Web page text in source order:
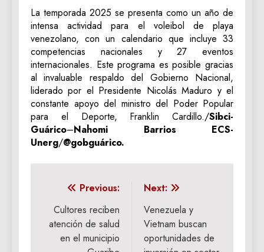
La temporada 2025 se presenta como un año de
intensa actividad para el voleibol de playa
venezolano, con un calendario que incluye 33
competencias nacionales y 27 eventos
internacionales. Este programa es posible gracias
al invaluable respaldo del Gobierno Nacional,
liderado por el Presidente Nicolás Maduro y el
constante apoyo del ministro del Poder Popular
para el Deporte, Franklin Cardillo./Sibci-
Guárico–Nahomi Barrios ECS-
Unerg/@gobguárico.
Navegación
de
entradas
Previous:
Cultores reciben
atención de salud
en el municipio
Next:
Venezuela y
Vietnam buscan
oportunidades de